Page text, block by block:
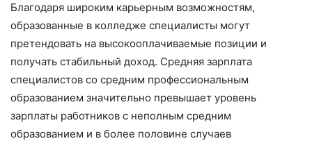
Благодаря широким карьерным возможностям,
образованные в колледже специалисты могут
претендовать на высокооплачиваемые позиции и
получать стабильный доход. Средняя зарплата
специалистов со средним профессиональным
образованием значительно превышает уровень
зарплаты работников с неполным средним
образованием и в более половине случаев